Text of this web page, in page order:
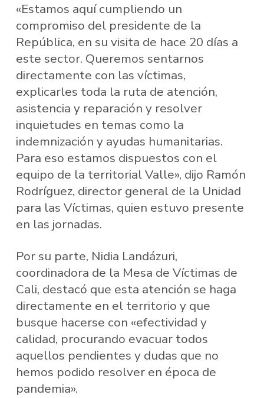
«Estamos aquí cumpliendo un
compromiso del presidente de la
República, en su visita de hace 20 días a
este sector. Queremos sentarnos
directamente con las víctimas,
explicarles toda la ruta de atención,
asistencia y reparación y resolver
inquietudes en temas como la
indemnización y ayudas humanitarias.
Para eso estamos dispuestos con el
equipo de la territorial Valle», dijo Ramón
Rodríguez, director general de la Unidad
para las Víctimas, quien estuvo presente
en las jornadas.
Por su parte, Nidia Landázuri,
coordinadora de la Mesa de Víctimas de
Cali, destacó que esta atención se haga
directamente en el territorio y que
busque hacerse con «efectividad y
calidad, procurando evacuar todos
aquellos pendientes y dudas que no
hemos podido resolver en época de
pandemia».